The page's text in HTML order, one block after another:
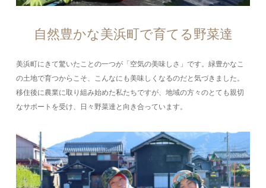
自然豊かな美浜町で育てる野菜達
美浜町にきて驚いたことの一つが「空気の美味しさ」です。緑豊かなこ
の土地で育つからこそ、こんなにも美味しくなるのだと気づきました。
移住後に農業に取り組み始めた私たちですが、地域の方々のとても親切
なサポートを受け、日々野菜達と向き合っています。